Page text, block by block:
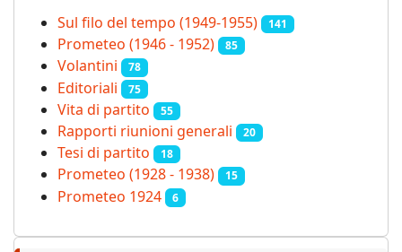
Sul filo del tempo (1949-1955) 141
Prometeo (1946 - 1952) 85
Volantini 78
Editoriali 75
Vita di partito 55
Rapporti riunioni generali 20
Tesi di partito 18
Prometeo (1928 - 1938) 15
Prometeo 1924 6